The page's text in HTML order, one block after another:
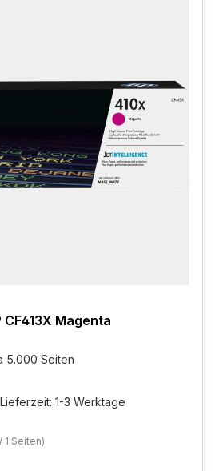
Magenta
5.000 Seiten
1-3 Werktage
1 Seiten)